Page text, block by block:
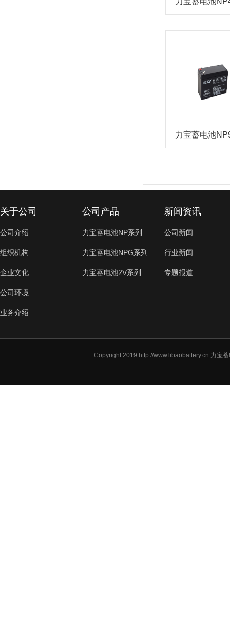
力宝蓄电池
关于公司
公司介绍
组织机构
企业文化
公司环境
业务介绍
公司产品
力宝蓄电池NP系列
力宝蓄电池NPG系列
力宝蓄电池2V系列
新闻资讯
公司新闻
行业新闻
专题报道
Copyright 2019 http://www.libaobattery.cn 力宝